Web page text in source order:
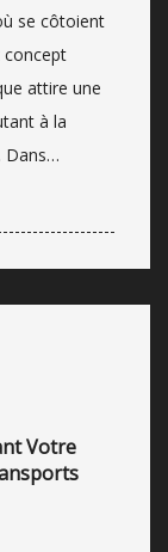
se côtoient
concept
attire une
à la
Dans…
Votre